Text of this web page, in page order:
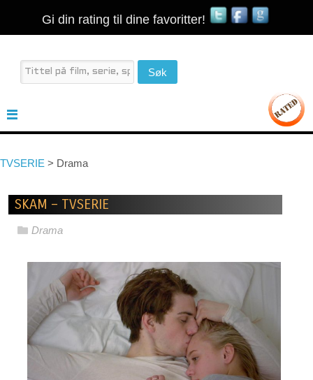
Gi din rating til dine favoritter!
TVSERIE > Drama
SKAM – TVSERIE
Drama